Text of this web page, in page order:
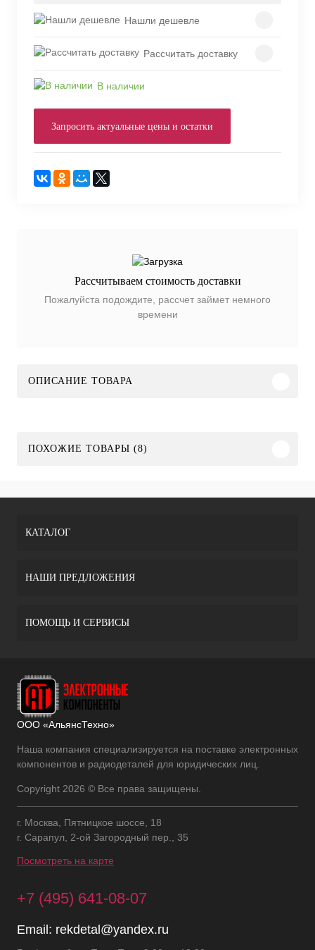
Нашли дешевле
Рассчитать доставку
В наличии
Запросить актуальные цены и остатки
Рассчитываем стоимость доставки
Пожалуйста подождите, рассчет займет немного
времени
ОПИСАНИЕ ТОВАРА
ПОХОЖИЕ ТОВАРЫ (8)
КАТАЛОГ
НАШИ ПРЕДЛОЖЕНИЯ
ПОМОЩЬ И СЕРВИСЫ
ООО «АльянсТехно»
Наша компания специализируется на поставке электронных
компонентов и радиодеталей для юридических лиц.
Copyright 2026 © Все права защищены.
г. Москва, Пятницкое шоссе, 18
г. Сарапул, 2-ой Загородный пер., 35
Посмотреть на карте
+7 (495) 641-08-07
Email: rekdetal@yandex.ru